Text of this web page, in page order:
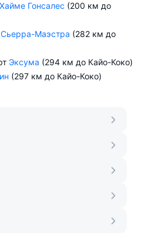
Хайме Гонсалес (200 км до
Сьерра-Маэстра (282 км до
Эксума (294 км до Кайо-Коко)
(297 км до Кайо-Коко)